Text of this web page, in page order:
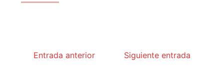
Entrada anterior Siguiente entrada